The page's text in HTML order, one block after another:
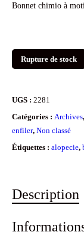
Bonnet chimio à
Rupture de stock
UGS : 2281
Catégories : Archives,
enfiler, Non classé
Étiquettes : alopecie,
Description